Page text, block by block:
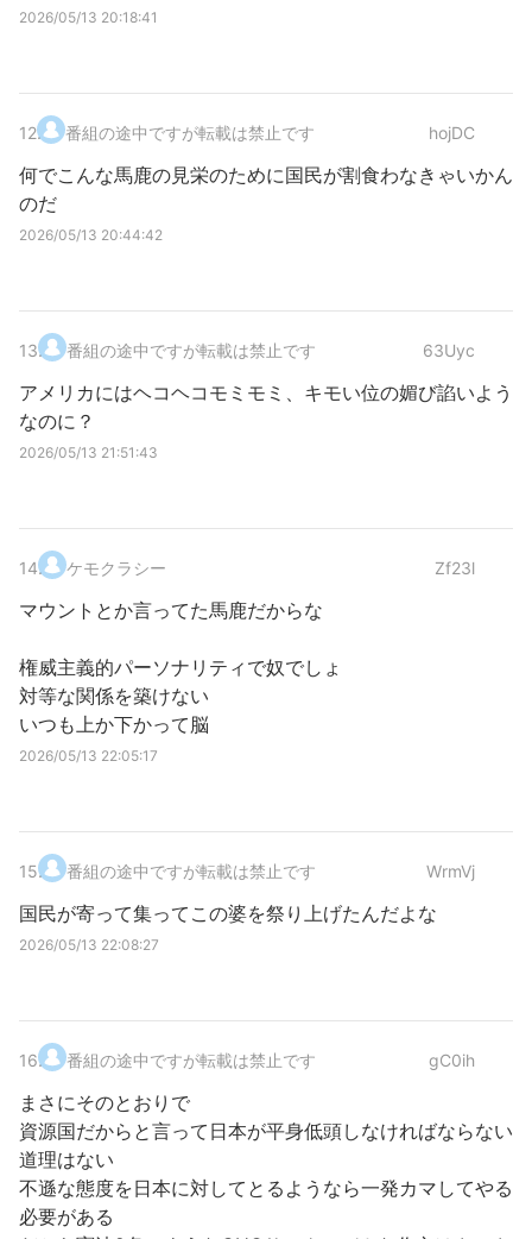
2026/05/13 20:18:41
12. 番組の途中ですが転載は禁止です hojDC
何でこんな馬鹿の見栄のために国民が割食わなきゃいかん
のだ
2026/05/13 20:44:42
13. 番組の途中ですが転載は禁止です 63Uyc
アメリカにはヘコヘコモミモミ、キモい位の媚び諂いよう
なのに？
2026/05/13 21:51:43
14. ケモクラシー Zf23l
マウントとか言ってた馬鹿だからな
権威主義的パーソナリティで奴でしょ
対等な関係を築けない
いつも上か下かって脳
2026/05/13 22:05:17
15. 番組の途中ですが転載は禁止です WrmVj
国民が寄って集ってこの婆を祭り上げたんだよな
2026/05/13 22:08:27
16. 番組の途中ですが転載は禁止です gC0ih
まさにそのとおりで
資源国だからと言って日本が平身低頭しなければならない
道理はない
不遜な態度を日本に対してとるようなら一発カマしてやる
必要がある